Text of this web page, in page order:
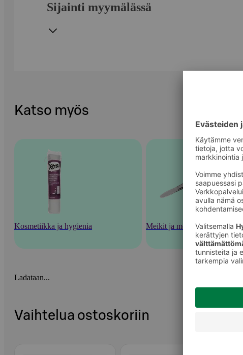
Sijainti myymälässä
Katso myös
Kosmetiikka ja hygienia Meikit ja meikkaustarvikkeet
Ladataan...
Vaihtelua ostoskoriin